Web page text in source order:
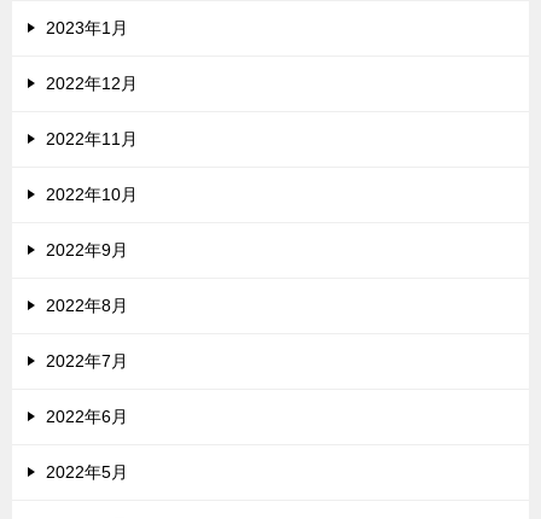
2023年1月
2022年12月
2022年11月
2022年10月
2022年9月
2022年8月
2022年7月
2022年6月
2022年5月